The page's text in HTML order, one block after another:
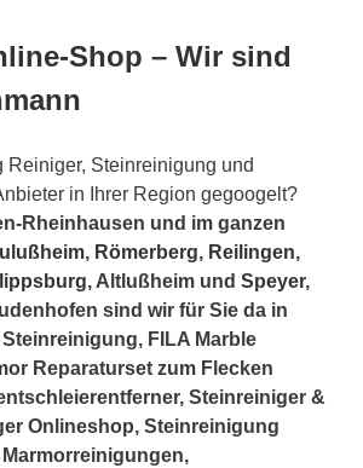
Shop – Wir sind
Reiniger, Steinreinigung und
in Ihrer Region gegoogelt?
Rheinhausen und im ganzen
, Römerberg, Reilingen,
, Altlußheim und Speyer,
sind wir für Sie da in
FILA Marble
Reparaturset zum Flecken
Steinreiniger &
Onlineshop, Steinreinigung